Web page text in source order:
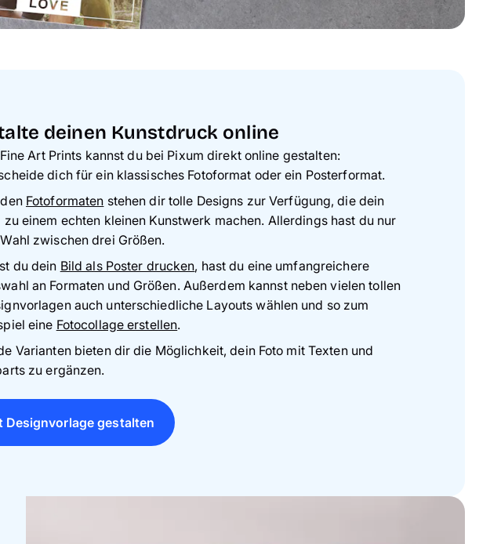
deinen Kunstdruck online
Art Prints kannst du bei Pixum direkt online gestalten:
dich für ein klassisches Fotoformat oder ein Posterformat.
Fotoformaten stehen dir tolle Designs zur Verfügung, die dein
zu einem echten kleinen Kunstwerk machen. Allerdings hast du nur
zwischen drei Größen.
du dein Bild als Poster drucken, hast du eine umfangreichere
an Formaten und Größen. Außerdem kannst neben vielen tollen
auch unterschiedliche Layouts wählen und so zum
eine Fotocollage erstellen.
Varianten bieten dir die Möglichkeit, dein Foto mit Texten und
zu ergänzen.
Designvorlage gestalten